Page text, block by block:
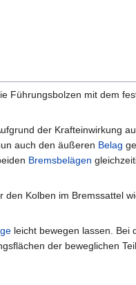
Führungsbolzen mit dem
der Krafteinwirkung
auch den äußeren Belag
Bremsbelägen
Kolben im Bremssattel
leicht bewegen lassen. Bei
der beweglichen